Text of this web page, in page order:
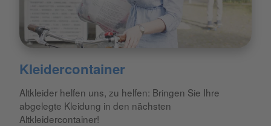
Kleidercontainer
Altkleider helfen uns, zu helfen: Bringen Sie Ihre
abgelegte Kleidung in den nächsten
Altkleidercontainer!